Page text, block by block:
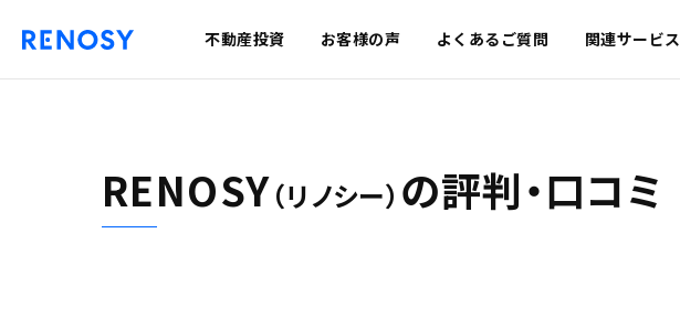
不動産投資 お客様の声 よくあるご質問 関連サービス
RENOSY（リノシー） の評判・口コミ